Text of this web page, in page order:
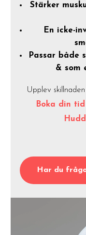
Stärker
En icke-
Passar både
& som
Upplev
Boka din
Har du